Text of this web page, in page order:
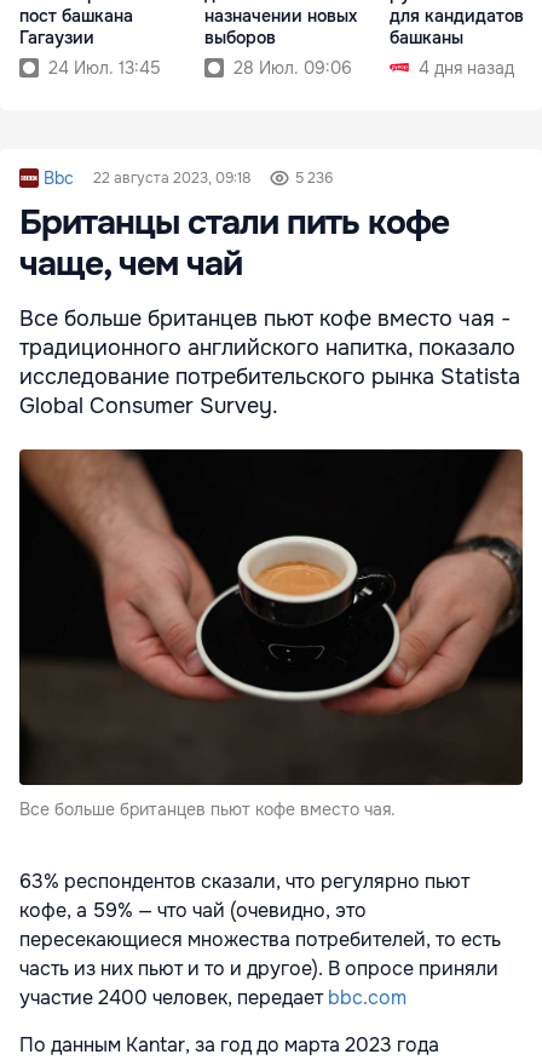
пост башкана
Гагаузии
24 Июл. 13:45
назначении новых
выборов
28 Июл. 09:06
для кандидатов в
башканы
4 дня назад
Bbc 22 августа 2023, 09:18 5 236
Британцы стали пить кофе
чаще, чем чай
Все больше британцев пьют кофе вместо чая -
традиционного английского напитка, показало
исследование потребительского рынка Statista
Global Consumer Survey.
Все больше британцев пьют кофе вместо чая.
63% респондентов сказали, что регулярно пьют
кофе, а 59% — что чай (очевидно, это
пересекающиеся множества потребителей, то есть
часть из них пьют и то и другое). В опросе приняли
участие 2400 человек, передаетbbc.com
По данным Kantar, за год до марта 2023 года